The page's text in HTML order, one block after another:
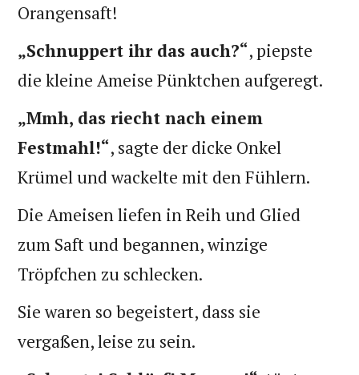
Orangensaft!
„Schnuppert ihr das auch?“, piepste
die kleine Ameise Pünktchen aufgeregt.
„Mmh, das riecht nach einem
Festmahl!“, sagte der dicke Onkel
Krümel und wackelte mit den Fühlern.
Die Ameisen liefen in Reih und Glied
zum Saft und begannen, winzige
Tröpfchen zu schlecken.
Sie waren so begeistert, dass sie
vergaßen, leise zu sein.